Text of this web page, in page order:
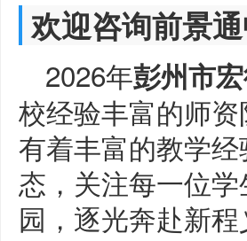
欢迎咨询前景
2026年彭州市
校经验丰富的师
有着丰富的教学
态，关注每一位
园，逐光奔赴新